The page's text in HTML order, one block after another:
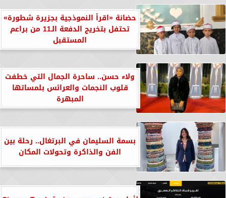
حضانة «اقرأ النموذجية بجزيرة شطورة»
تحتفل بتخريج الدفعة الـ11 من براعم
المستقبل
ولاء حسن.. ساحرة الجمال التي خطفت
قلوب النجمات والعرائس بلمساتها
المبهرة
بسمة السليمان في البرتغال.. رحلة بين
الفن والذاكرة وتحولات المكان